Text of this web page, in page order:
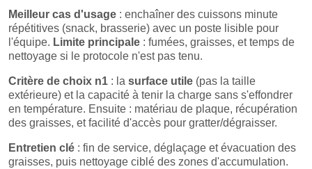
Meilleur cas d'usage : enchaîner des cuissons minute
répétitives (snack, brasserie) avec un poste lisible pour
l'équipe. Limite principale : fumées, graisses, et temps de
nettoyage si le protocole n'est pas tenu.
Critère de choix n1 : la surface utile (pas la taille
extérieure) et la capacité à tenir la charge sans s'effondrer
en température. Ensuite : matériau de plaque, récupération
des graisses, et facilité d'accès pour gratter/dégraisser.
Entretien clé : fin de service, déglaçage et évacuation des
graisses, puis nettoyage ciblé des zones d'accumulation.